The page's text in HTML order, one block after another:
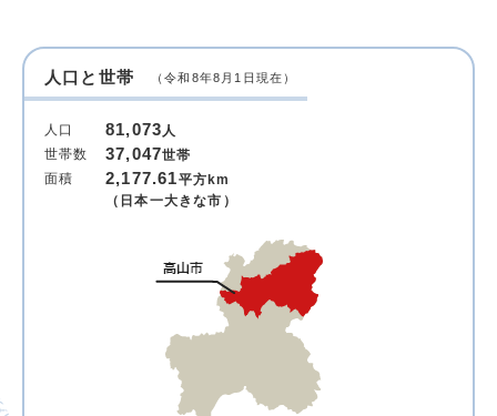
人口と世帯 （令和8年8月1日現在）
人口 81,073人
世帯数
37,047世帯
面積
2,177.61平方km
（日本一大きな市）